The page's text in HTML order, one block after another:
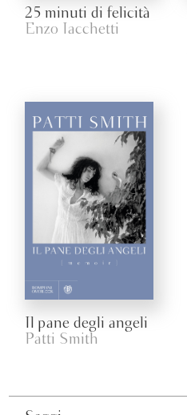
25 minuti di felicità
Enzo Iacchetti
Il pane degli angeli
Patti Smith